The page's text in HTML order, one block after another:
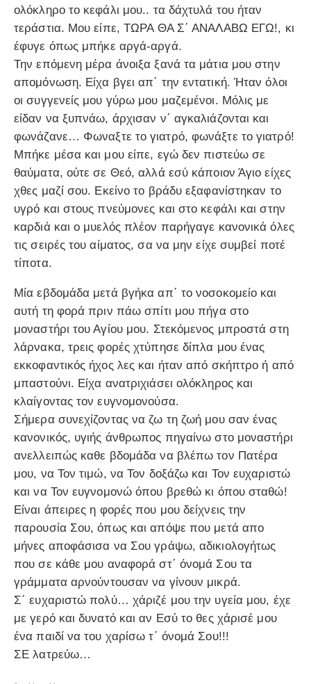
ολόκληρο το κεφάλι μου.. τα δάχτυλά του ήταν
τεράστια. Μου είπε, ΤΩΡΑ ΘΑ Σ΄ ΑΝΑΛΑΒΩ ΕΓΩ!, κι
έφυγε όπως μπήκε αργά-αργά.
Την επόμενη μέρα άνοιξα ξανά τα μάτια μου στην
απομόνωση. Είχα βγει απ΄ την εντατική. Ήταν όλοι
οι συγγενείς μου γύρω μου μαζεμένοι. Μόλις με
είδαν να ξυπνάω, άρχισαν ν΄ αγκαλιάζονται και
φωνάζανε… Φωναξτε το γιατρό, φωνάξτε το γιατρό!
Μπήκε μέσα και μου είπε, εγώ δεν πιστεύω σε
θαύματα, ούτε σε Θεό, αλλά εσύ κάποιον Άγιο είχες
χθες μαζί σου. Εκείνο το βράδυ εξαφανίστηκαν το
υγρό και στους πνεύμονες και στο κεφάλι και στην
καρδιά και ο μυελός πλέον παρήγαγε κανονικά όλες
τις σειρές του αίματος, σα να μην είχε συμβεί ποτέ
τίποτα.
Μία εβδομάδα μετά βγήκα απ΄ το νοσοκομείο και
αυτή τη φορά πριν πάω σπίτι μου πήγα στο
μοναστήρι του Αγίου μου. Στεκόμενος μπροστά στη
λάρνακα, τρεις φορές χτύπησε δίπλα μου ένας
εκκοφαντικός ήχος λες και ήταν από σκήπτρο ή από
μπαστούνι. Είχα ανατριχιάσει ολόκληρος και
κλαίγοντας τον ευγνομονούσα.
Σήμερα συνεχίζοντας να ζω τη ζωή μου σαν ένας
κανονικός, υγιής άνθρωπος πηγαίνω στο μοναστήρι
ανελλειπώς καθε βδομάδα να βλέπω τον Πατέρα
μου, να Τον τιμώ, να Τον δοξάζω και Τον ευχαριστώ
και να Τον ευγνομονώ όπου βρεθώ κι όπου σταθώ!
Είναι άπειρες η φορές που μου δείχνεις την
παρουσία Σου, όπως και απόψε που μετά απο
μήνες αποφάσισα να Σου γράψω, αδικιολογήτως
που σε κάθε μου αναφορά στ΄ όνομά Σου τα
γράμματα αρνούντουσαν να γίνουν μικρά.
Σ΄ ευχαριστώ πολύ… χάριζέ μου την υγεία μου, έχε
με γερό και δυνατό και αν Εσύ το θες χάρισέ μου
ένα παιδί να του χαρίσω τ΄ όνομά Σου!!!
ΣΕ λατρεύω…